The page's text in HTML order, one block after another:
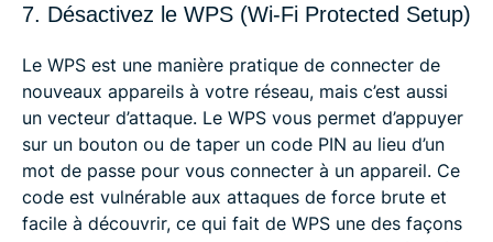
7. Désactivez le WPS (Wi-Fi Protected Setup)
Le WPS est une manière pratique de connecter de
nouveaux appareils à votre réseau, mais c’est aussi
un vecteur d’attaque. Le WPS vous permet d’appuyer
sur un bouton ou de taper un code PIN au lieu d’un
mot de passe pour vous connecter à un appareil. Ce
code est vulnérable aux attaques de force brute et
facile à découvrir, ce qui fait de WPS une des façons